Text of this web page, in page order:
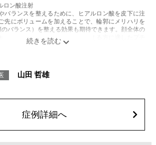
ロン酸注射
バランスを整えるために、ヒアルロン酸を皮下に注
先にボリュームを加えることで、輪郭にメリハリを
バランス）を整える効果も期待できます。顔全体の
たい方や、あごが引っ込んで見える方に適したプチ
後に腫れ、赤み、内出血、痛み、突っ張り感などが
が、通常は数日〜1週間程度で徐々に軽快します。ま
応、細菌感染、血管閉塞、しこり（硬化）や小さな
あります。施術後1〜2週間程度は、注入部位を強く
浜院限定 76,800円(税込)
109,800円(税込)
(税込)
山田 哲雄
症例詳細へ